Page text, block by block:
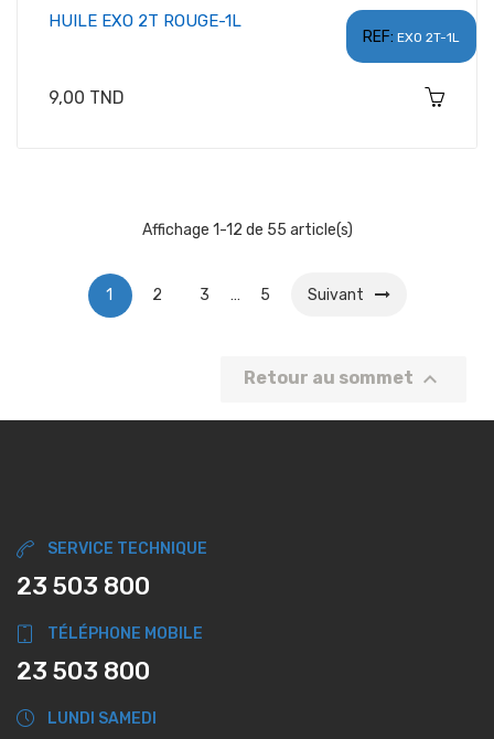
REF: EXO 2T-1L
HUILE EXO 2T ROUGE-1L
Prix
9,00 TND
Affichage 1-12 de 55 article(s)
1 2 3 … 5 Suivant
Retour au sommet 
SERVICE TECHNIQUE
23 503 800
TÉLÉPHONE MOBILE
23 503 800
LUNDI SAMEDI